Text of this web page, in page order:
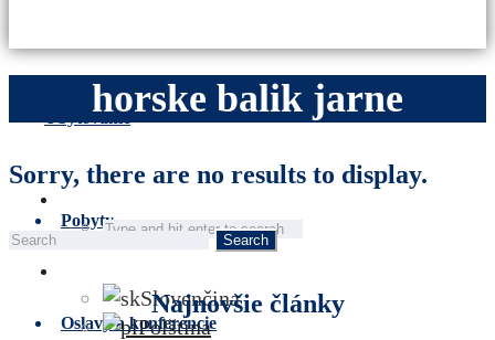
Ubytovanie
Pobyty
Oslavy a konferencie
Slovenčina
Polština
horske balik jarne
Sorry, there are no results to display.
Search
Najnovšie články